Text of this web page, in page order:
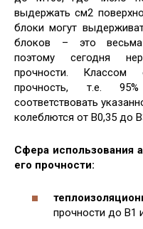
выдержать см2
блоки могут
блоков – это весьма
поэтому сегодня
прочности. Классом
прочность, т.е.
соответствовать
колеблются от В0,35 до
Сфера использования
его прочности:
прочности до В1